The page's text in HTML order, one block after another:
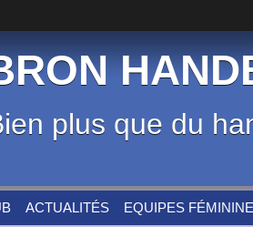
plus que du
ACTUALITÉS EQUIPES